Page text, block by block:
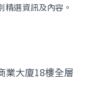
精選資訊及內容。
業大廈18樓全層